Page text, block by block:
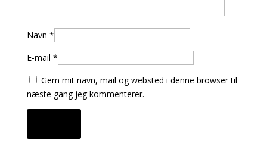
Navn *
E-mail *
Gem mit navn, mail og websted i denne browser til
næste gang jeg kommenterer.